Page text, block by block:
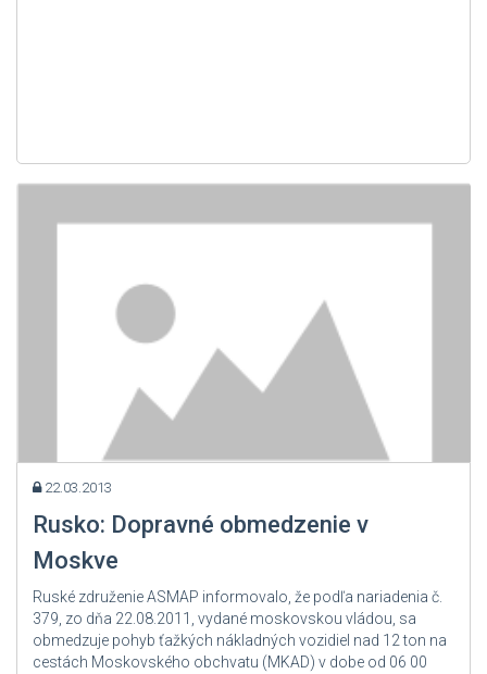
22.03.2013
Rusko: Dopravné obmedzenie v
Moskve
Ruské združenie ASMAP informovalo, že podľa nariadenia č.
379, zo dňa 22.08.2011, vydané moskovskou vládou, sa
obmedzuje pohyb ťažkých nákladných vozidiel nad 12 ton na
cestách Moskovského obchvatu (MKAD) v dobe od 06 00